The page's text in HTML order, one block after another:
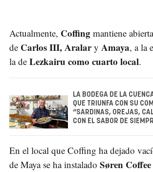
Actualmente, Coffing mantiene
de Carlos III, Aralary Amaya, a la
la de Lezkairu como cuarto local.
LA BODEGA DE LA
QUE TRIUNFA CON SU
“SARDINAS, OREJAS,
CON EL SABOR DE
En el local que Coffing ha dejado
de Maya se ha instalado Søren